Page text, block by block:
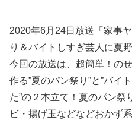
2020年6月24日放送「家事
り＆バイトしすぎ芸人に夏
今回の放送は、超簡単！の
作る”夏のパン祭り”と”バイ
た”の２本立て！夏のパン祭
ビ・揚げ玉などなどおかず